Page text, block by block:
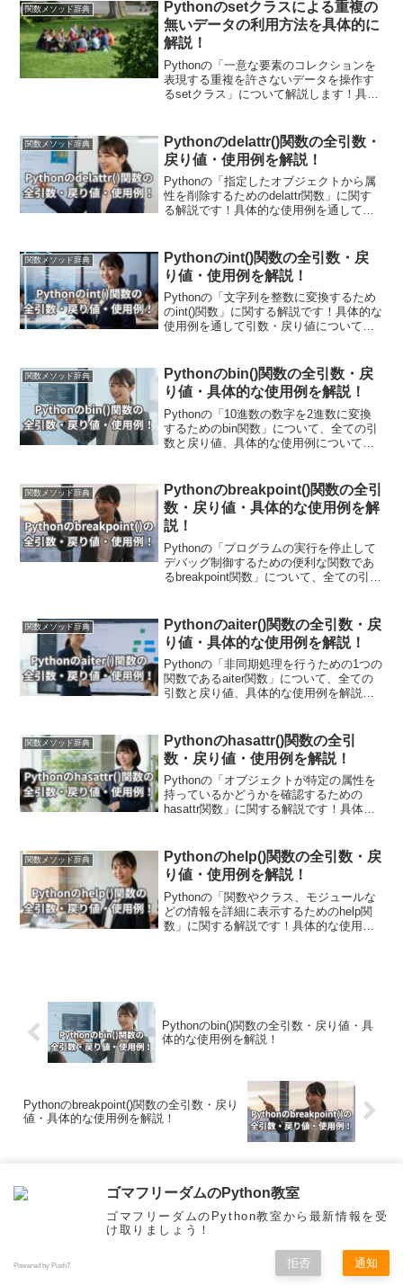
ています！
関数メソッド辞典
Pythonのsetクラスによる重複の
無いデータの利用方法を具体的に
解説！
Pythonの「一意な要素のコレクションを
表現する重複を許さないデータを操作す
るsetクラス」について解説します！具体
例も紹介しています！重複を除いた要素
を取得やデータのフィルタリングにも使
えます！
関数メソッド辞典
Pythonのdelattr()関数の全引数・
戻り値・使用例を解説！
Pythonの「指定したオブジェクトから属
性を削除するためのdelattr関数」に関す
る解説です！具体的な使用例を通して引
用例も紹介しています！メモリの使用量
を削減する際に用います。
関数メソッド辞典
Pythonのint()関数の全引数・戻
り値・使用例を解説！
Pythonの「文字列を整数に変換するため
のint()関数」に関する解説です！具体的な
使用例を通して引数・戻り値についても
す！数値計算やユーザーからの入力処理
において非常に有用です。
関数メソッド辞典
Pythonのbin()関数の全引数・戻
り値・具体的な使用例を解説！
Pythonの「10進数の数字を2進数に変換
するためのbin関数」について、全ての引
数と戻り値、具体的な使用例について解
に役立つことをわかりやすく具体的なコ
ードを用いて説明しています。
関数メソッド辞典
Pythonのbreakpoint()関数の全引
数・戻り値・具体的な使用例を解
説！
Pythonの「プログラムの実行を停止して
デバッグ制御するための便利な関数であ
るbreakpoint関数」について、全ての引数
レークポイント」を設置しプログラムの
実行を一時停止してデバッガに制御を渡
すことができ、変数の値や実行のフロー
を確認することでバグの特定や修正が容
易になります。具体的なプログラム例を
通じて、breakpoint関数の使い方を学びま
関数メソッド辞典
Pythonのaiter()関数の全引数・戻
り値・具体的な使用例を解説！
Pythonの「非同期処理を行うための1つの
関数であるaiter関数」について、全ての
引数と戻り値、具体的な使用例を解説し
aiter関数の構文、戻り値について具体的
なコード例を交えながら解説しており、
処理のイメージをつかんでいただけま
す！
関数メソッド辞典
Pythonのhasattr()関数の全引
数・戻り値・使用例を解説！
Pythonの「オブジェクトが特定の属性を
持っているかどうかを確認するための
hasattr関数」に関する解説です！具体的
使える関数の応用使用例も紹介していま
す！動的なプログラム制御において非常
に便利です。
関数メソッド辞典
Pythonのhelp()関数の全引数・戻
り値・使用例を解説！
Pythonの「関数やクラス、モジュールな
どの情報を詳細に表示するためのhelp関
数」に関する解説です！具体的な使用例
Pythonのbin()関数の全引数・戻り値・具
体的な使用例を解説！
Pythonのbreakpoint()関数の全引数・戻り
値・具体的な使用例を解説！
コメント
トップ サイドバー
ゴマフリーダムのPython教室
ゴマフリーダムのPython教室から最新情報を受
け取りましょう！
Powered by Push7 拒否 通知